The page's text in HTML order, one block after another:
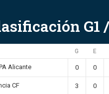
G1
G E
Alicante 0 0
CF 3 0